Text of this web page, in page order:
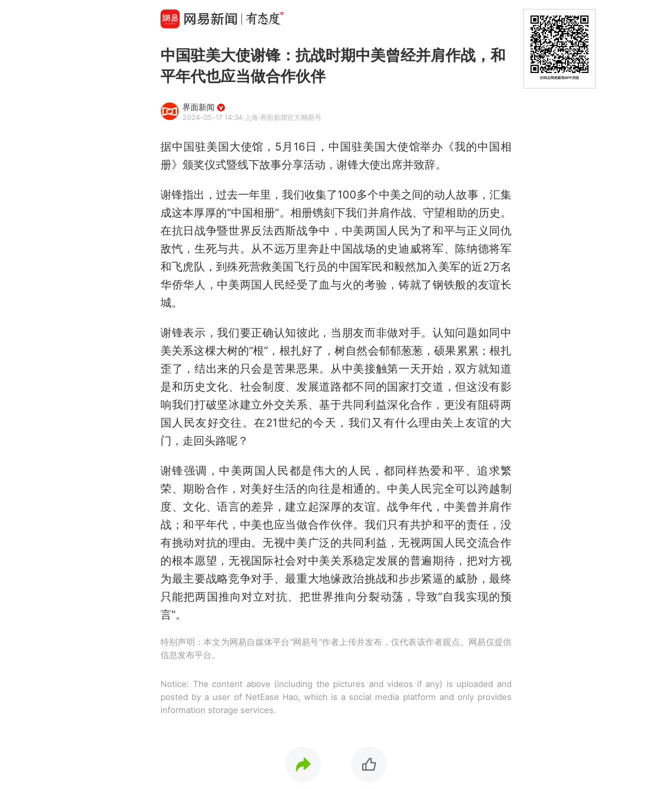
中国驻美大使谢锋：抗战时期中美曾经并肩作战，和
平年代也应当做合作伙伴
界面新闻
2024-05-17 14:34·上海·界面新闻官方网易号
据中国驻美国大使馆，5月16日，中国驻美国大使馆举办《我的中国相
册》颁奖仪式暨线下故事分享活动，谢锋大使出席并致辞。
谢锋指出，过去一年里，我们收集了100多个中美之间的动人故事，汇集
成这本厚厚的“中国相册”。相册镌刻下我们并肩作战、守望相助的历史。
在抗日战争暨世界反法西斯战争中，中美两国人民为了和平与正义同仇
敌忾，生死与共。从不远万里奔赴中国战场的史迪威将军、陈纳德将军
和飞虎队，到殊死营救美国飞行员的中国军民和毅然加入美军的近2万名
华侨华人，中美两国人民经受了血与火的考验，铸就了钢铁般的友谊长
城。
谢锋表示，我们要正确认知彼此，当朋友而非做对手。认知问题如同中
美关系这棵大树的“根”，根扎好了，树自然会郁郁葱葱，硕果累累；根扎
歪了，结出来的只会是苦果恶果。从中美接触第一天开始，双方就知道
是和历史文化、社会制度、发展道路都不同的国家打交道，但这没有影
响我们打破坚冰建立外交关系、基于共同利益深化合作，更没有阻碍两
国人民友好交往。在21世纪的今天，我们又有什么理由关上友谊的大
门，走回头路呢？
谢锋强调，中美两国人民都是伟大的人民，都同样热爱和平、追求繁
荣、期盼合作，对美好生活的向往是相通的。中美人民完全可以跨越制
度、文化、语言的差异，建立起深厚的友谊。战争年代，中美曾并肩作
战；和平年代，中美也应当做合作伙伴。我们只有共护和平的责任，没
有挑动对抗的理由。无视中美广泛的共同利益，无视两国人民交流合作
的根本愿望，无视国际社会对中美关系稳定发展的普遍期待，把对方视
为最主要战略竞争对手、最重大地缘政治挑战和步步紧逼的威胁，最终
只能把两国推向对立对抗、把世界推向分裂动荡，导致“自我实现的预
言”。
特别声明：本文为网易自媒体平台“网易号”作者上传并发布，仅代表该作者观点。网易仅提供
信息发布平台。
Notice: The content above (including the pictures and videos if any) is uploaded and
posted by a user of NetEase Hao, which is a social media platform and only provides
information storage services.
扫码去网易新闻APP浏览